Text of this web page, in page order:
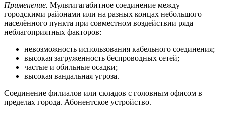
Применение. Мультигагабитное соединение между
городскими районами или на разных концах небольшого
населённого пункта при совместном воздействии ряда
неблагоприятных факторов:
невозможность использования кабельного соединения;
высокая загруженность беспроводных сетей;
частые и обильные осадки;
высокая вандальная угроза.
Соединение филиалов или складов с головным офисом в
пределах города. Абонентское устройство.